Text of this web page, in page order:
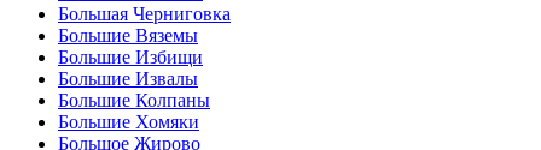
Большая Черниговка
Большие Вяземы
Большие Избищи
Большие Извалы
Большие Колпаны
Большие Хомяки
Большое Жирово